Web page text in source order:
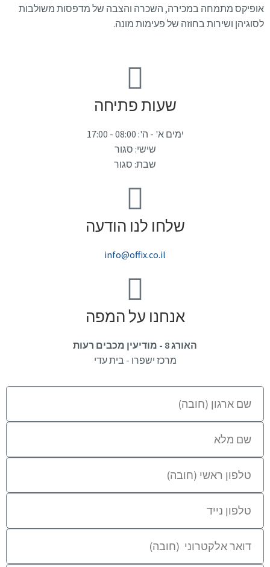
אופיקס מתמחה במכירה, השכרה והצבה של מדפסות משולבות
לסוגיהן ושירות בחוזה של פעימות מונה.
שעות פתיחה
ימים א' - ה': 08:00 - 17:00
שישי: סגור
שבת: סגור
שלחו לנו הודעה
info@offix.co.il
אנחנו על המפה
האורג 8 - מודיעין מכבים רעות
מרכז ישפרו - בית עדי